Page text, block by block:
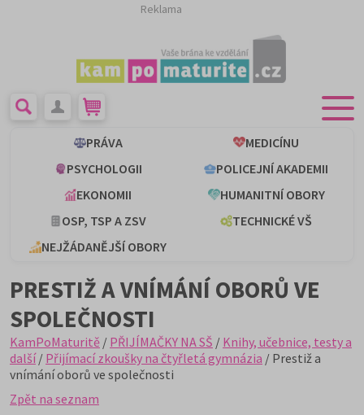
Reklama
PRÁVA
MEDICÍNU
PSYCHOLOGII
POLICEJNÍ AKADEMII
EKONOMII
HUMANITNÍ OBORY
OSP, TSP A ZSV
TECHNICKÉ VŠ
NEJŽÁDANĚJŠÍ OBORY
PRESTIŽ A VNÍMÁNÍ OBORŮ VE
SPOLEČNOSTI
KamPoMaturitě / PŘIJÍMAČKY NA SŠ / Knihy, učebnice, testy a
další/ Přijímací zkoušky na čtyřletá gymnázia / Prestiž a
vnímání oborů ve společnosti
Zpět na seznam